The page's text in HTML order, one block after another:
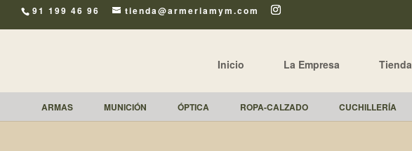
91 199 46 96 tienda@armeriamym.com
Inicio La Empresa Tienda
ARMAS MUNICIÓN ÓPTICA ROPA-CALZADO CUCHILLERÍA